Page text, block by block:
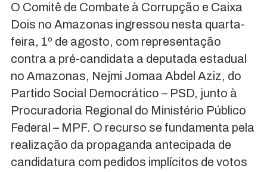
O Comitê de Combate à Corrupção e Caixa
Dois no Amazonas ingressou nesta quarta-
feira, 1º de agosto, com representação
contra a pré-candidata a deputada estadual
no Amazonas, Nejmi Jomaa Abdel Aziz, do
Partido Social Democrático – PSD, junto à
Procuradoria Regional do Ministério Público
Federal – MPF. O recurso se fundamenta pela
realização da propaganda antecipada de
candidatura com pedidos implícitos de votos